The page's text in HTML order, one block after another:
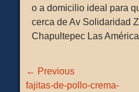
o a domicilio ideal para
cerca de Av Solidaridad
Chapultepec Las
Navegación
de
← Previous
Previous
fajitas-de-pollo-crema-